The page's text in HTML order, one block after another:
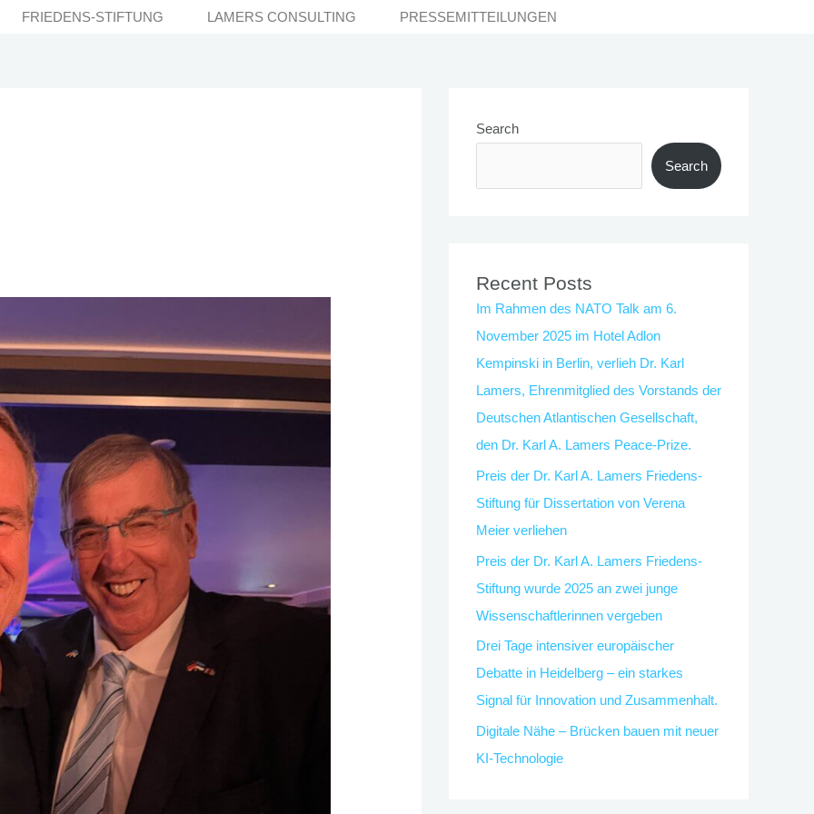
FRIEDENS-STIFTUNG LAMERS CONSULTING PRESSEMITTEILUNGEN
Search
Search
Recent Posts
Im Rahmen des NATO Talk am 6.
November 2025 im Hotel Adlon
Kempinski in Berlin, verlieh Dr. Karl
Lamers, Ehrenmitglied des Vorstands der
Deutschen Atlantischen Gesellschaft,
den Dr. Karl A. Lamers Peace-Prize.
Preis der Dr. Karl A. Lamers Friedens-
Stiftung für Dissertation von Verena
Meier verliehen
Preis der Dr. Karl A. Lamers Friedens-
Stiftung wurde 2025 an zwei junge
Wissenschaftlerinnen vergeben
Drei Tage intensiver europäischer
Debatte in Heidelberg – ein starkes
Signal für Innovation und Zusammenhalt.
Digitale Nähe – Brücken bauen mit neuer
KI-Technologie